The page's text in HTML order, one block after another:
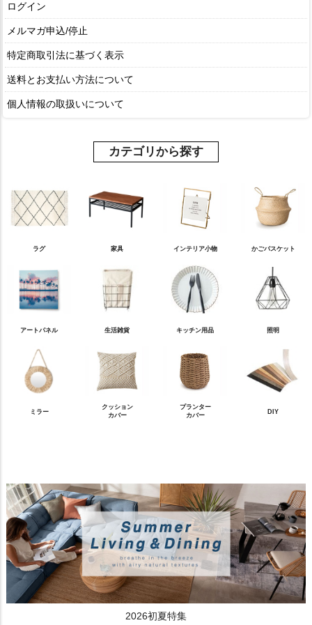
ログイン
メルマガ申込/停止
特定商取引法に基づく表示
送料とお支払い方法について
個人情報の取扱いについて
カテゴリから探す
ラグ 家具 インテリア小物 かごバスケット
アートパネル 生活雑貨 キッチン用品 照明
ミラー
クッション
カバー
プランター
カバー
DIY
2026初夏特集